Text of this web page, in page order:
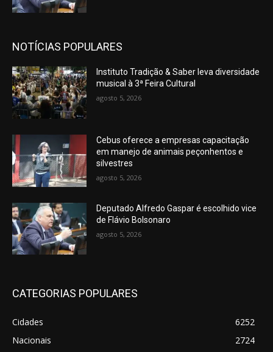
NOTÍCIAS POPULARES
Instituto Tradição & Saber leva diversidade
musical à 3ª Feira Cultural
agosto 5, 2026
Cebus oferece a empresas capacitação
em manejo de animais peçonhentos e
silvestres
agosto 5, 2026
Deputado Alfredo Gaspar é escolhido vice
de Flávio Bolsonaro
agosto 5, 2026
CATEGORIAS POPULARES
Cidades
6252
Nacionais
2724